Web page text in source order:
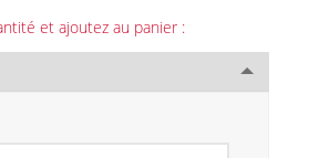
et ajoutez au panier :